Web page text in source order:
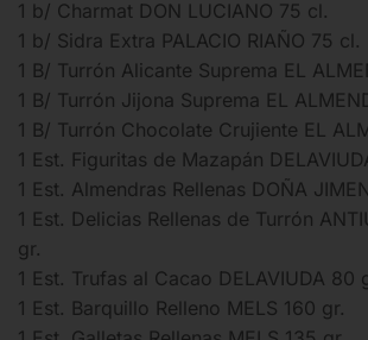
1 b/ Charmat DON LUCIANO 75 cl.
1 b/ Sidra Extra PALACIO RIAÑO 75 cl.
1 B/ Turrón Alicante Suprema EL
1 B/ Turrón Jijona Suprema EL
1 B/ Turrón Chocolate Crujiente EL
1 Est. Figuritas de Mazapán
1 Est. Almendras Rellenas DOÑA
1 Est. Delicias Rellenas de Turrón
gr.
1 Est. Trufas al Cacao DELAVIUDA 80
1 Est. Barquillo Relleno MELS 160 gr.